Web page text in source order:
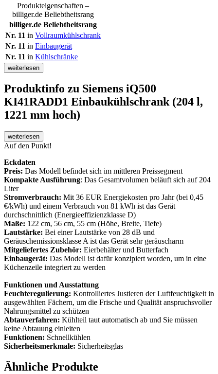
Produkteigenschaften –
billiger.de Beliebtheitsrang
billiger.de Beliebtheitsrang
Nr. 11 in Vollraumkühlschrank
Nr. 11 in Einbaugerät
Nr. 11 in Kühlschränke
weiterlesen
Produktinfo zu Siemens iQ500
KI41RADD1 Einbaukühlschrank (204 l,
1221 mm hoch)
weiterlesen
Auf den Punkt!
Eckdaten
Preis: Das Modell befindet sich im mittleren Preissegment
Kompakte Ausführung: Das Gesamtvolumen beläuft sich auf 204
Liter
Stromverbrauch: Mit 36 EUR Energiekosten pro Jahr (bei 0,45
€/kWh) und einem Verbrauch von 81 kWh ist das Gerät
durchschnittlich (Energieeffizienzklasse D)
Maße: 122 cm, 56 cm, 55 cm (Höhe, Breite, Tiefe)
Lautstärke: Bei einer Lautstärke von 28 dB und
Geräuschemissionsklasse A ist das Gerät sehr geräuscharm
Mitgeliefertes Zubehör: Eierbehälter und Butterfach
Einbaugerät: Das Modell ist dafür konzipiert worden, um in eine
Küchenzeile integriert zu werden
Funktionen und Ausstattung
Feuchteregulierung: Kontrolliertes Justieren der Luftfeuchtigkeit in
ausgewählten Fächern, um die Frische und Qualität anspruchsvoller
Nahrungsmittel zu schützen
Abtauverfahren: Kühlteil taut automatisch ab und Sie müssen
keine Abtauung einleiten
Funktionen: Schnellkühlen
Sicherheitsmerkmale: Sicherheitsglas
Ähnliche Produkte